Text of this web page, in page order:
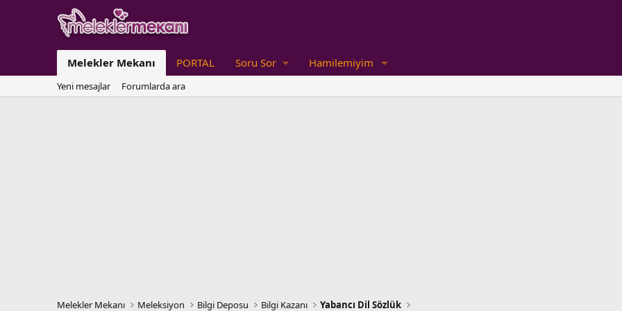
Melekler Mekanı PORTAL Soru Sor Hamilemiyim
Yeni mesajlar Forumlarda ara
Melekler Mekanı Meleksiyon Bilgi Deposu Bilgi Kazanı Yabancı Dil Sözlük